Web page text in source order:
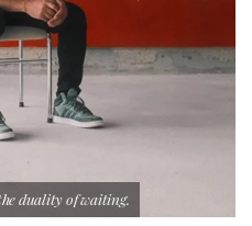
duality of waiting.